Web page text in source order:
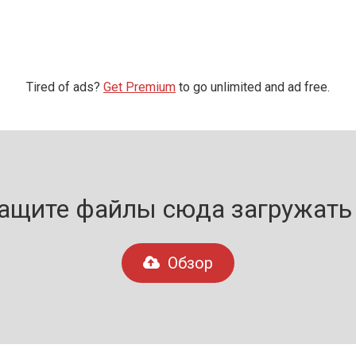
Tired of ads? Get Premium to go unlimited and ad free.
файлы сюда загружать
Обзор